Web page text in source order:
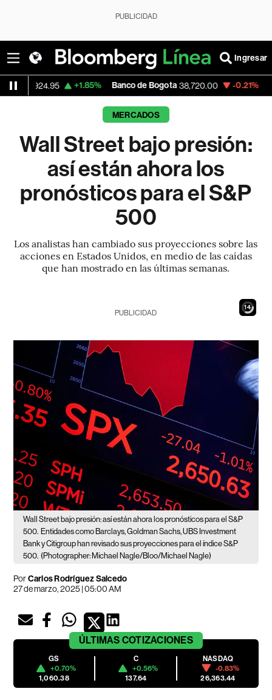
PUBLICIDAD
Ingresar
+1.85% Banco de Bogota 38,720.00 -0.21% Apple 310.94
MERCADOS
Wall Street bajo presión:
así están ahora los
pronósticos para el S&P
500
Los analistas han cambiado sus proyecciones sobre las
acciones en Estados Unidos, en medio de las caídas
que han mostrado en las últimas semanas.
12
PUBLICIDAD
Wall Street bajo presión: así están ahora los pronósticos para el S&P
500. Entidades como Barclays, Goldman Sachs, UBS Investment
Bank y Citigroup han revisado sus proyecciones para el índice S&P
500. (Photographer: Michael Nagle/Bloo/Michael Nagle)
PorCarlos Rodríguez Salcedo
27 de marzo, 2025 | 05:00 AM
ÚLTIMAS COTIZACIONES
GS
+0.70%
1,060.38
C
+0.56%
137.64
NASDAQ
-0.83%
26,363.44